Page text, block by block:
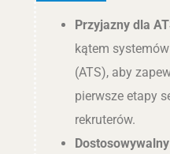
Przyjazny dla
kątem
(ATS), aby
pierwsze etapy
rekruterów.